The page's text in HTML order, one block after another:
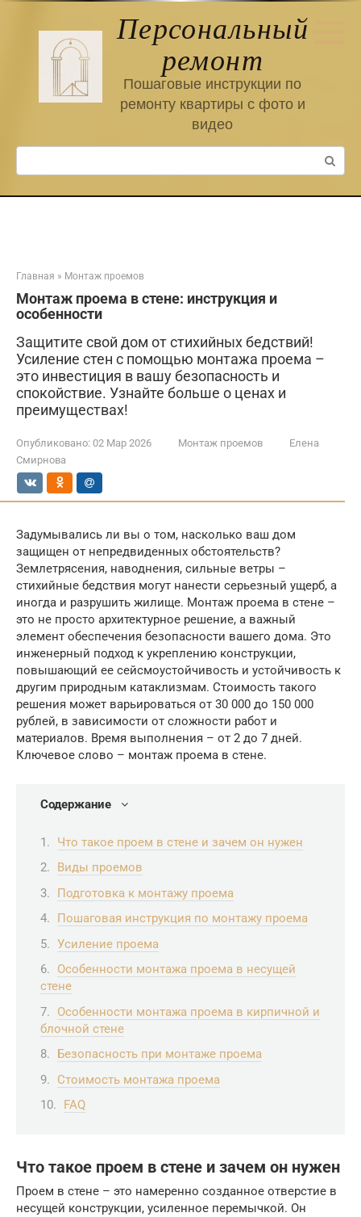
Персональный
ремонт
Пошаговые инструкции по
ремонту квартиры с фото и
видео
Поиск:
Главная » Монтаж проемов
Монтаж проема в стене: инструкция и
особенности
Защитите свой дом от стихийных бедствий!
Усиление стен с помощью монтажа проема –
это инвестиция в вашу безопасность и
спокойствие. Узнайте больше о ценах и
преимуществах!
Опубликовано: 02 Мар 2026 Монтаж проемов
Елена
Смирнова
Задумывались ли вы о том, насколько ваш дом
защищен от непредвиденных обстоятельств?
Землетрясения, наводнения, сильные ветры –
стихийные бедствия могут нанести серьезный ущерб, а
иногда и разрушить жилище. Монтаж проема в стене –
это не просто архитектурное решение, а важный
элемент обеспечения безопасности вашего дома. Это
инженерный подход к укреплению конструкции,
повышающий ее сейсмоустойчивость и устойчивость к
другим природным катаклизмам. Стоимость такого
решения может варьироваться от 30 000 до 150 000
рублей, в зависимости от сложности работ и
материалов. Время выполнения – от 2 до 7 дней.
Ключевое слово – монтаж проема в стене.
Содержание
Что такое проем в стене и зачем он нужен
Виды проемов
Подготовка к монтажу проема
Пошаговая инструкция по монтажу проема
Усиление проема
Особенности монтажа проема в несущей
стене
Особенности монтажа проема в кирпичной и
блочной стене
Безопасность при монтаже проема
Стоимость монтажа проема
FAQ
Что такое проем в стене и зачем он нужен
Проем в стене – это намеренно созданное отверстие в
несущей конструкции, усиленное перемычкой. Он